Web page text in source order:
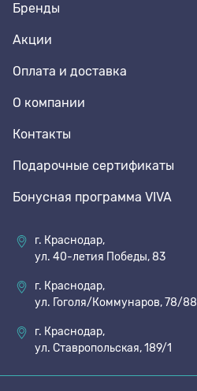
Бренды
Акции
Оплата и доставка
О компании
Контакты
Подарочные сертификаты
Бонусная программа VIVA
г. Краснодар,
ул. 40-летия Победы, 83
г. Краснодар,
ул. Гоголя/Коммунаров, 78/88
г. Краснодар,
ул. Ставропольская, 189/1